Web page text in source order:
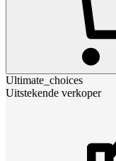
Ultimate_choices
Uitstekende verkoper